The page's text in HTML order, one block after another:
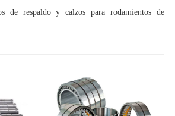
de respaldo y calzos para rodamientos de